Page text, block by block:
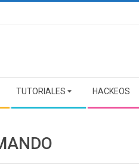
TUTORIALES HACKEOS